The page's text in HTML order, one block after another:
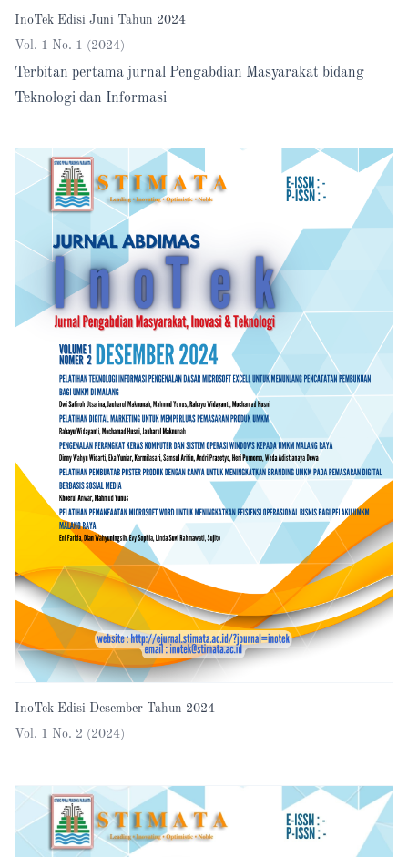
InoTek Edisi Juni Tahun 2024
Vol. 1 No. 1 (2024)
Terbitan pertama jurnal Pengabdian Masyarakat bidang
Teknologi dan Informasi
InoTek Edisi Desember Tahun 2024
Vol. 1 No. 2 (2024)